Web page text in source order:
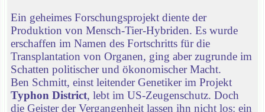
Ein geheimes Forschungsprojekt diente der
Produktion von Mensch-Tier-Hybriden. Es wurde
erschaffen im Namen des Fortschritts für die
Transplantation von Organen, ging aber zugrunde im
Schatten politischer und ökonomischer Macht.
Ben Schmitt, einst leitender Genetiker im Projekt
Typhon District, lebt im US-Zeugenschutz. Doch
die Geister der Vergangenheit lassen ihn nicht los: ein